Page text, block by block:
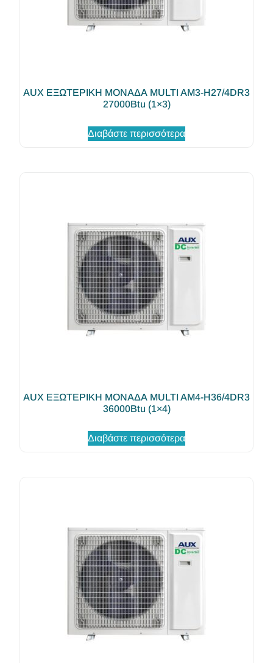
AUX ΕΞΩΤΕΡΙΚΗ ΜΟΝΑΔΑ MULTI AM3-H27/4DR3
27000Btu (1×3)
Διαβάστε περισσότερα
AUX ΕΞΩΤΕΡΙΚΗ ΜΟΝΑΔΑ MULTI AM4-H36/4DR3
36000Btu (1×4)
Διαβάστε περισσότερα